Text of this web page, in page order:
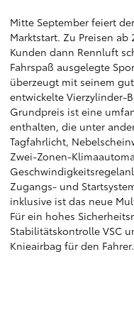
Mitte September feiert
Marktstart. Zu Preisen
Kunden dann Rennluft
Fahrspaß ausgelegte
überzeugt mit seinem
entwickelte Vierzylinder-
Grundpreis ist eine
enthalten, die unter
Tagfahrlicht,
Zwei-Zonen-
Zugangs- und
inklusive ist das neue
Für ein hohes
Stabilitätskontrolle VSC
Knieairbag für den Fahrer.